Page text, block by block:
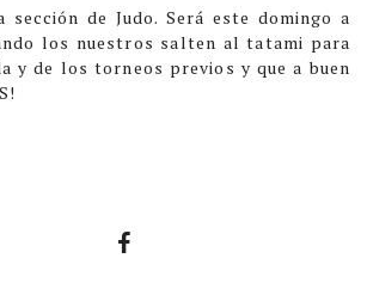
de Judo. Será este domingo a
los nuestros salten al tatami para
y de los torneos previos y que a buen